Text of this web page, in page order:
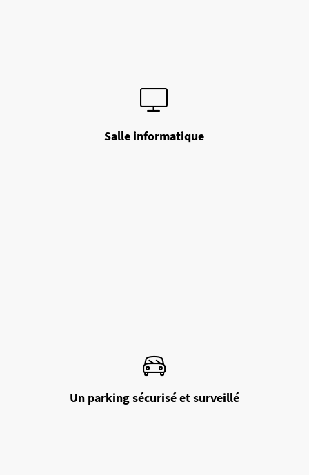
Salle informatique
Un parking sécurisé et surveillé